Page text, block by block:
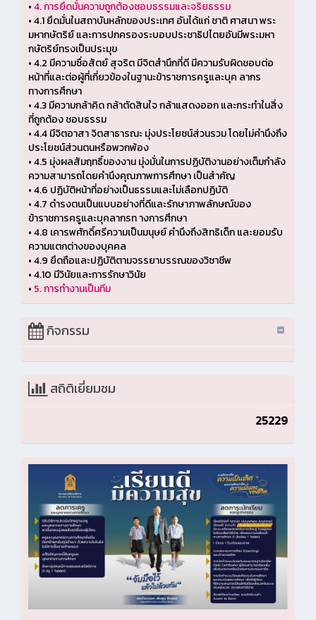
•4. การยึดมั่นความถูกต้องชอบธรรมและจริยธรรม
•4.1 ยึดมั่นในสถาบันหลักของประเทศ อันได้แก่ ชาติ ศาสนา พระ
มหากษัตริย์ และการปกครองระบอบประชาธิปไตยอันมีพระมหา
กษัตริย์ทรงเป็นประมุข
•4.2 มีความซื่อสัตย์ สุจริต มีจิตสำนึกที่ดี มีความรับผิดชอบต่อ
หน้าที่และต่อผู้ที่เกี่ยวข้องในฐานะข้าราชการครูและบุค ลากร
ทางการศึกษา
•4.3 มีความกล้าคิด กล้าตัดสินใจ กล้าแสดงออก และกระทำในสิ่ง
ที่ถูกต้อง ชอบธรรม
•4.4 มีจิตอาสา จิตสาธารณะ มุ่งประโยชน์ส่วนรวม โดยไม่คำนึงถึง
ประโยชน์ส่วนตนหรือพวกพ้อง
•4.5 มุ่งผลสัมฤทธิ์ของงาน มุ่งมั่นในการปฏิบัติงานอย่างเต็มกำลัง
ความสามารถโดยคำนึงคุณภาพการศึกษา เป็นสำคัญ
•4.6 ปฏิบัติหน้าที่อย่างเป็นธรรมและไม่เลือกปฏิบัติ
•4.7 ดำรงตนเป็นแบบอย่างที่ดีและรักษาภาพลักษณ์ของ
ข้าราชการครูและบุคลากรท างการศึกษา
•4.8 เคารพศักดิ์ศรีความเป็นมนุษย์ คำนึงถึงสิทธิเด็ก และยอมรับ
ความแตกต่างของบุคคล
•4.9 ยึดถือและปฏิบัติตามจรรยาบรรณของวิชาชีพ
•4.10 มีวินัยและการรักษาวินัย
• 5. การทำงานเป็นทีม
กิจกรรม
สถิติเยี่ยมชม
25229